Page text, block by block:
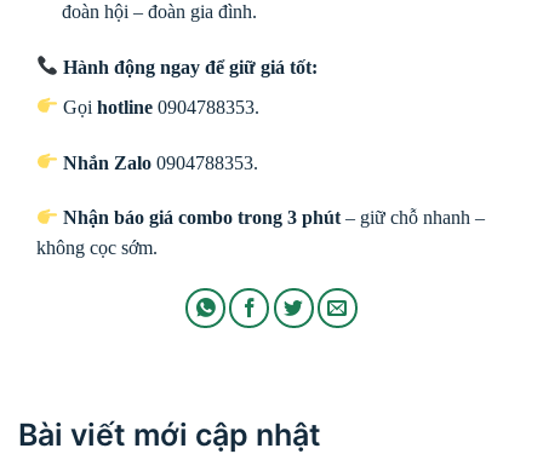
đoàn hội – đoàn gia đình.
Hành động ngay để giữ giá tốt:
Gọihotline 0904788353.
Nhắn Zalo 0904788353.
Nhận báo giá combo trong 3 phút– giữ chỗ nhanh –
không cọc sớm.
Bài viết mới cập nhật